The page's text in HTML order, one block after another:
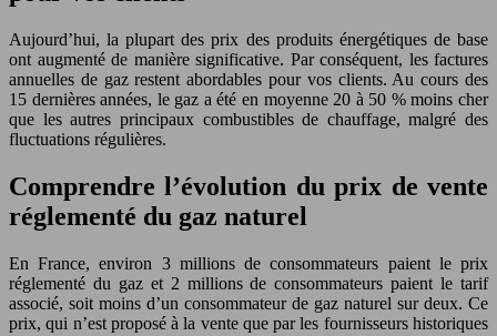
Aujourd’hui, la plupart des prix des produits énergétiques de base
ont augmenté de manière significative. Par conséquent, les factures
annuelles de gaz restent abordables pour vos clients. Au cours des
15 dernières années, le gaz a été en moyenne 20 à 50 % moins cher
que les autres principaux combustibles de chauffage, malgré des
fluctuations régulières.
Comprendre l’évolution du prix de vente
réglementé du gaz naturel
En France, environ 3 millions de consommateurs paient le prix
réglementé du gaz et 2 millions de consommateurs paient le tarif
associé, soit moins d’un consommateur de gaz naturel sur deux. Ce
prix, qui n’est proposé à la vente que par les fournisseurs historiques